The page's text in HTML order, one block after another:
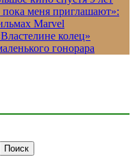
пока меня приглашают»:
Marvel
колец»
гонорара